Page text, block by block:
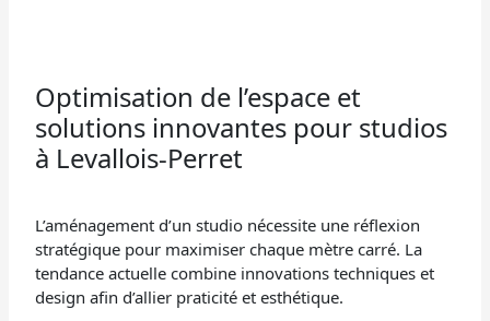
Optimisation de l’espace et
solutions innovantes pour studios
à Levallois-Perret
L’aménagement d’un studio nécessite une réflexion
stratégique pour maximiser chaque mètre carré. La
tendance actuelle combine innovations techniques et
design afin d’allier praticité et esthétique.